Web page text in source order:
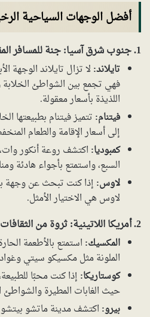
أفضل الوجهات السياحية
1. جنوب شرق آسيا: جنة للمسافر المقتصد
تايلاند:لا تزال تايلاند الوجهة
فهي تجمع بين الشواطئ الخلابة
اللذيذة بأسعار معقولة.
فيتنام: تتميز فيتنام بطبيعتها
إلى أسعار الإقامة والطعام
كمبوديا: اكتشف روعة أنكور
السبع، واستمتع بأجواء هادئة
لاوس: إذا كنت تبحث عن وجهة
لاوس هي الاختيار الأمثل.
2. أمريكا اللاتينية: ثروة من الثقافات والتجارب
المكسيك: استمتع بالأطعمة
الملونة مثل مكسيكو سيتي
كوستاريكا: إذا كنت محبًا
حيث الغابات المطيرة والشواطئ
بيرو: اكتشف مدينة ماتشو